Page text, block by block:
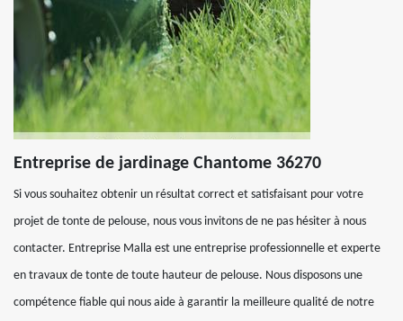
Entreprise de jardinage Chantome 36270
Si vous souhaitez obtenir un résultat correct et satisfaisant pour votre
projet de tonte de pelouse, nous vous invitons de ne pas hésiter à nous
contacter. Entreprise Malla est une entreprise professionnelle et experte
en travaux de tonte de toute hauteur de pelouse. Nous disposons une
compétence fiable qui nous aide à garantir la meilleure qualité de notre